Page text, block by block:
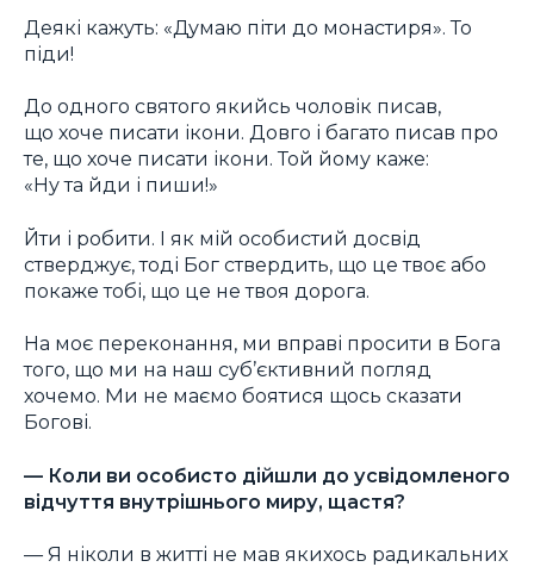
Деякі кажуть: «Думаю піти до монастиря». То
піди!
До одного святого якийсь чоловік писав,
що хоче писати ікони. Довго і багато писав про
те, що хоче писати ікони. Той йому каже:
«Ну та йди і пиши!»
Йти і робити. І як мій особистий досвід
стверджує, тоді Бог ствердить, що це твоє або
покаже тобі, що це не твоя дорога.
На моє переконання, ми вправі просити в Бога
того, що ми на наш суб’єктивний погляд
хочемо. Ми не маємо боятися щось сказати
Богові.
— Коли ви особисто дійшли до усвідомленого
відчуття внутрішнього миру, щастя?
— Я ніколи в житті не мав якихось радикальних